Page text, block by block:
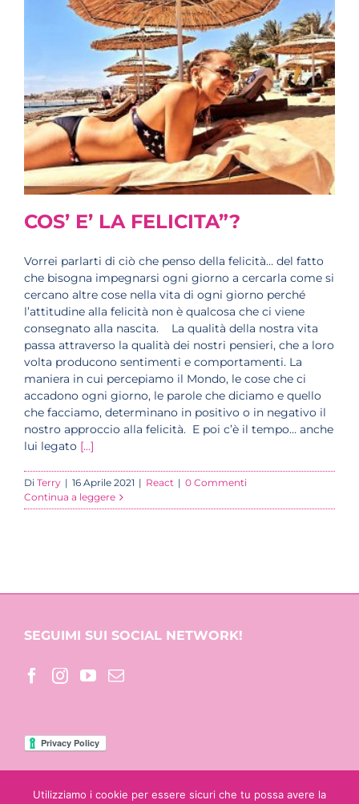
COS’ E’ LA FELICITA”?
Vorrei parlarti di ciò che penso della felicità… del fatto
che bisogna impegnarsi ogni giorno a cercarla come si
cercano altre cose nella vita di ogni giorno perché
l’attitudine alla felicità non è qualcosa che ci viene
consegnato alla nascita. La qualità della nostra vita
passa attraverso la qualità dei nostri pensieri, che a loro
volta producono sentimenti e comportamenti. La
maniera in cui percepiamo il Mondo, le cose che ci
accadono ogni giorno, le parole che diciamo e quello
che facciamo, determinano in positivo o in negativo il
nostro approccio alla felicità. E poi c’è il tempo… anche
lui legato [...]
Di Terry | 16 Aprile 2021 | React | 0 Commenti
Continua a leggere
SEGUIMI SUI SOCIAL NETWORK!
Utilizziamo i cookie per essere sicuri che tu possa avere la